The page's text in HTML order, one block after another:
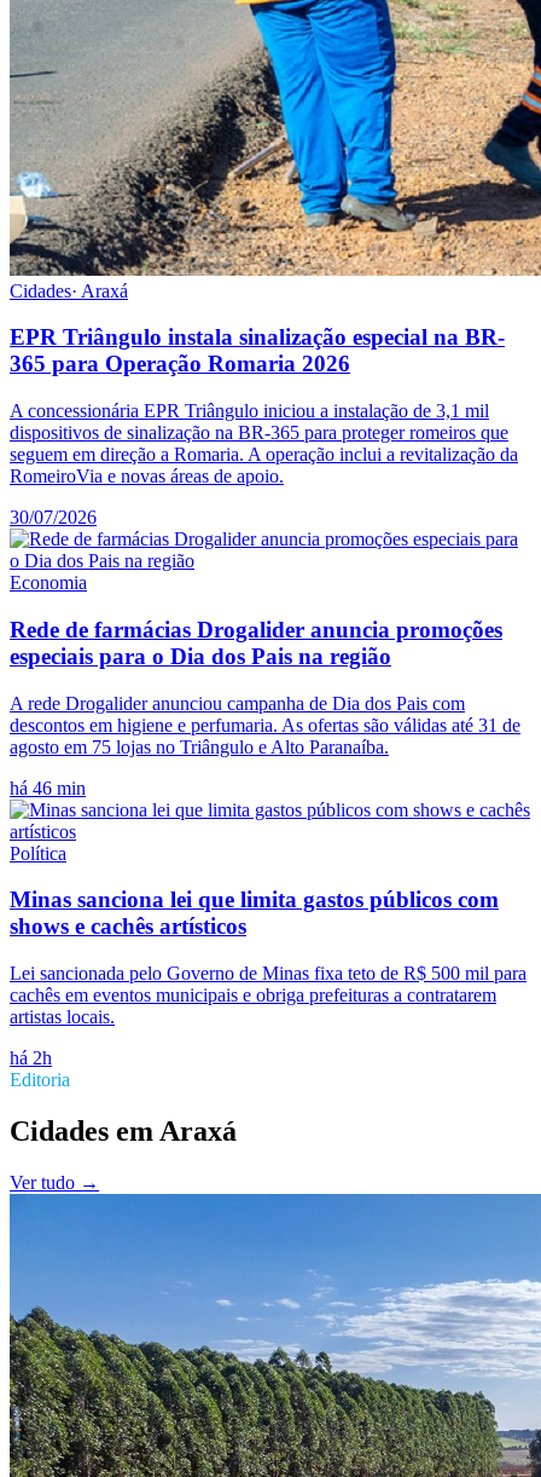
Cidades· Araxá
EPR Triângulo instala sinalização especial na BR-
365 para Operação Romaria 2026
A concessionária EPR Triângulo iniciou a instalação de 3,1 mil
dispositivos de sinalização na BR-365 para proteger romeiros que
seguem em direção a Romaria. A operação inclui a revitalização da
RomeiroVia e novas áreas de apoio.
30/07/2026
Economia
Rede de farmácias Drogalider anuncia promoções
especiais para o Dia dos Pais na região
A rede Drogalider anunciou campanha de Dia dos Pais com
descontos em higiene e perfumaria. As ofertas são válidas até 31 de
agosto em 75 lojas no Triângulo e Alto Paranaíba.
há 46 min
Política
Minas sanciona lei que limita gastos públicos com
shows e cachês artísticos
Lei sancionada pelo Governo de Minas fixa teto de R$ 500 mil para
cachês em eventos municipais e obriga prefeituras a contratarem
artistas locais.
há 2h
Editoria
Cidades em Araxá
Ver tudo →